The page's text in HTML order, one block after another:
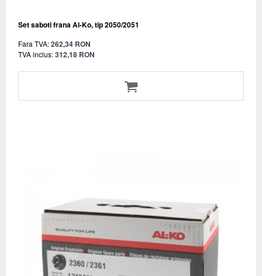
Set saboti frana Al-Ko, tip 2050/2051
Fara TVA:262,34 RON
TVA inclus:312,18 RON